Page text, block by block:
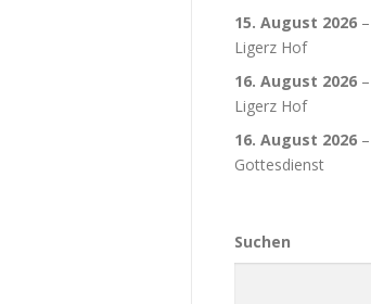
15. August 2026 –
Ligerz Hof
16. August 2026 –
Ligerz Hof
16. August 2026 –
Gottesdienst
Suchen